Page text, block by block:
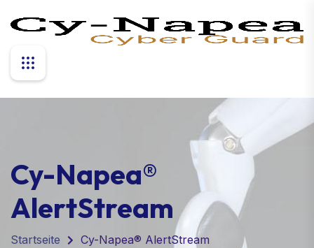
Cy-Napea®
AlertStream
Startseite Cy-Napea® AlertStream